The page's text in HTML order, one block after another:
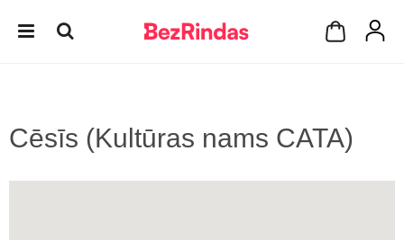
Cēsīs (Kultūras nams CATA)